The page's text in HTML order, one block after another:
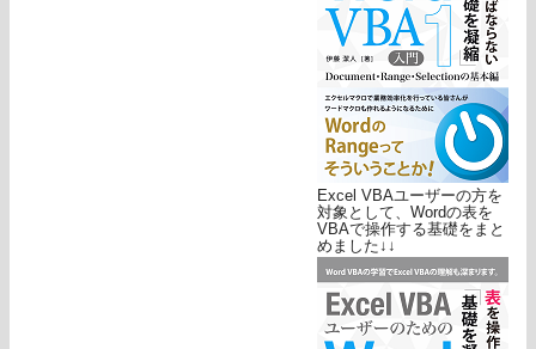
Excel VBAユーザーの方を
対象として、Wordの表を
VBAで操作する基礎をまと
めました↓↓